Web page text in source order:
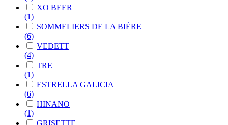
XO BEER
(1)
SOMMELIERS DE LA BIÈRE
(6)
VEDETT
(4)
TRE
(1)
ESTRELLA GALICIA
(6)
HINANO
(1)
GRISETTE